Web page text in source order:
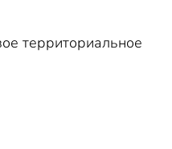
территориальное